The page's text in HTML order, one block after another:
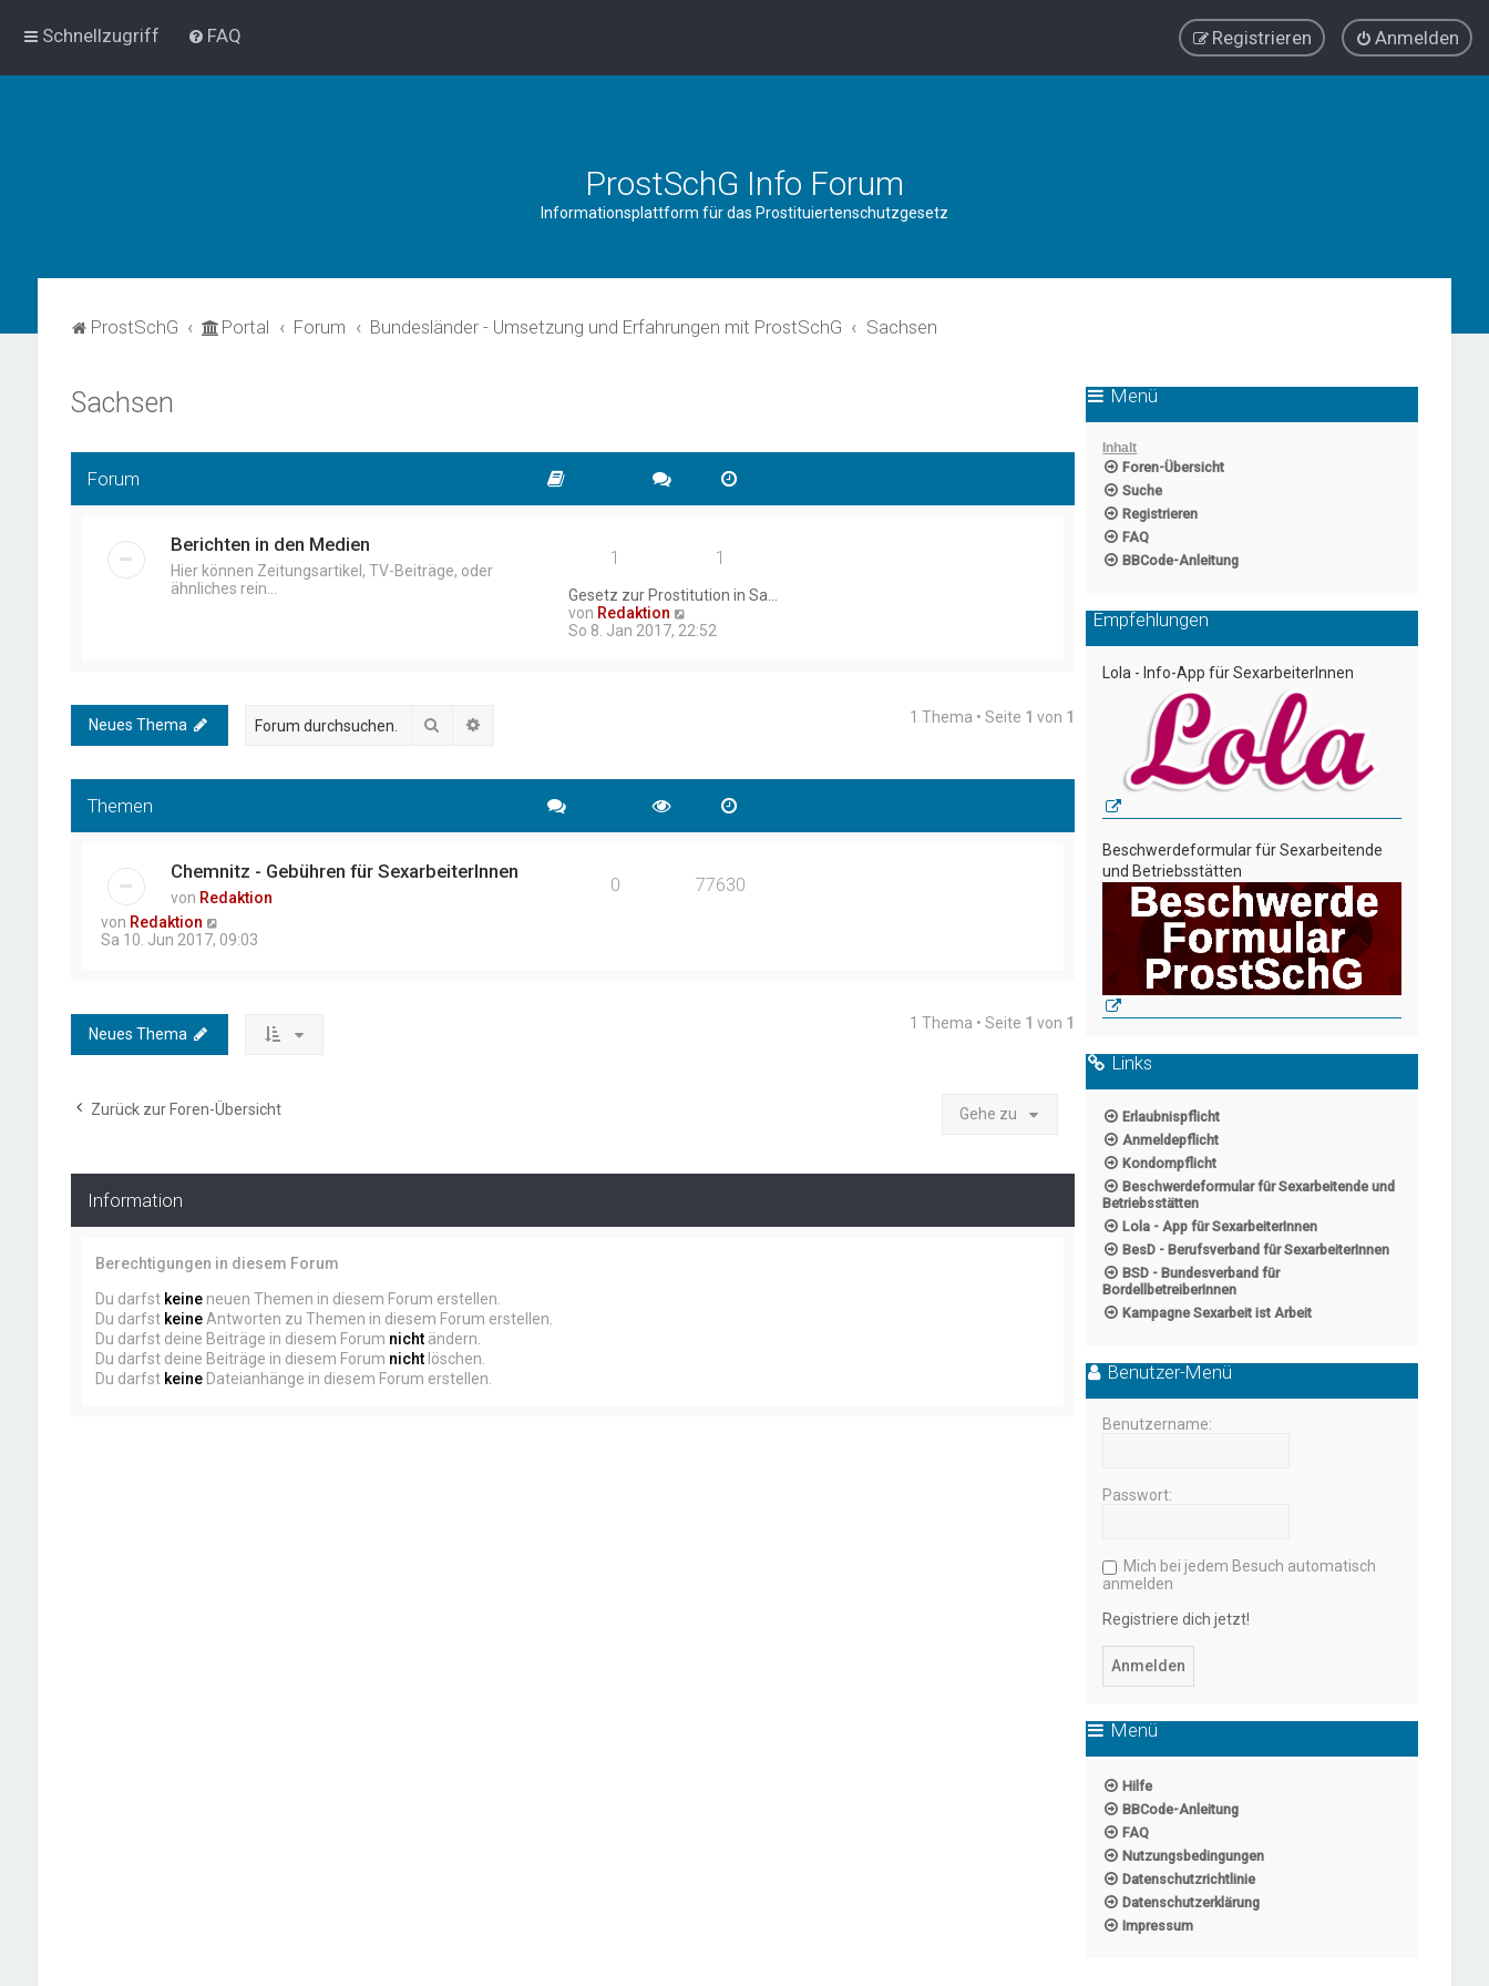
Schnellzugriff FAQ Anmelden
Registrieren
ProstSchG Info Forum
Informationsplattform für das Prostituiertenschutzgesetz
ProstSchG Portal Forum Bundesländer - Umsetzung und Erfahrungen mit ProstSchG Sachsen
Sachsen
Forum
Berichten in den Medien
Hier können Zeitungsartikel, TV-Beiträge, oder
ähnliches rein...
1 1
Gesetz zur Prostitution in Sa…
von Redaktion
e
So 8. Jan 2017, 22:52
Neues Thema Suche 1 Thema • Seite 1 von 1
Themen
Chemnitz - Gebühren für SexarbeiterInnen
von Redaktion
0 77630
von Redaktion
Sa 10. Jun 2017, 09:03
Neues Thema
1 Thema • Seite 1 von 1
Zurück zur Foren-Übersicht Gehe zu
Information
Berechtigungen in diesem Forum
Du darfst keineneuen Themen in diesem Forum erstellen.
Du darfst keineAntworten zu Themen in diesem Forum erstellen.
Du darfst deine Beiträge in diesem Forum nichtändern.
Du darfst deine Beiträge in diesem Forum nichtlöschen.
Du darfst keineDateianhänge in diesem Forum erstellen.
Menü
Inhalt
Foren-Übersicht
Suche
Registrieren
FAQ
BBCode-Anleitung
Empfehlungen
Lola - Info-App für SexarbeiterInnen
Beschwerdeformular für Sexarbeitende
und Betriebsstätten
Links
Erlaubnispflicht
Anmeldepflicht
Kondompflicht
Beschwerdeformular für Sexarbeitende und
Betriebsstätten
Lola - App für SexarbeiterInnen
BesD - Berufsverband für SexarbeiterInnen
BSD - Bundesverband für
BordellbetreiberInnen
Kampagne Sexarbeit ist Arbeit
Benutzer-Menü
Benutzername:
Passwort:
Mich bei jedem Besuch automatisch
anmelden
Registriere dich jetzt!
Menü
Hilfe
BBCode-Anleitung
FAQ
Nutzungsbedingungen
Datenschutzrichtlinie
Datenschutzerklärung
Impressum